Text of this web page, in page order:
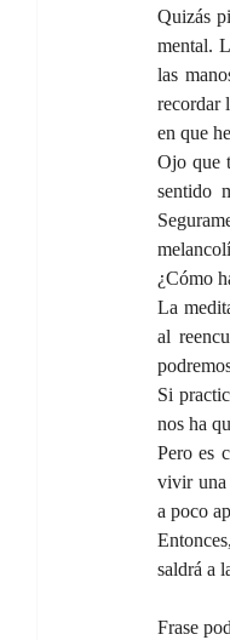
Quizás
mental.
las
recordar
en que
Ojo que
sentido
¿Cómo
La
al
Si
nos ha
Pero es
vivir una
a poco
saldrá a
Frase